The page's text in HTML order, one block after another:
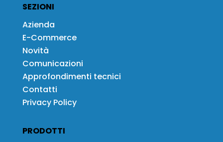
SEZIONI
Azienda
E-Commerce
Novità
Comunicazioni
Approfondimenti tecnici
Contatti
Privacy Policy
PRODOTTI